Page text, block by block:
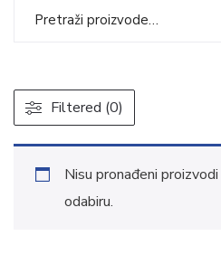
Nisu pronađeni
odabiru.
Filtered (0)